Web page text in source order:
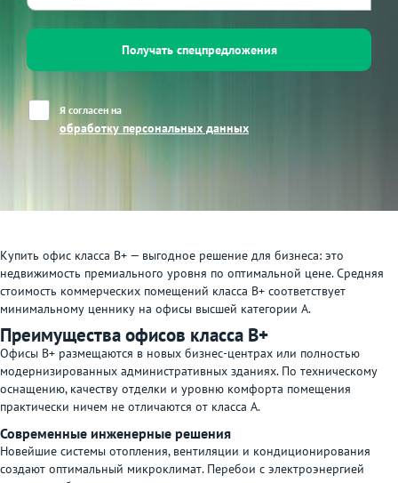
Получать спецпредложения
Я согласен на
обработку персональных данных
Купить офис класса В+ — выгодное решение для бизнеса: это
недвижимость премиального уровня по оптимальной цене. Средняя
стоимость коммерческих помещений класса В+ соответствует
минимальному ценнику на офисы высшей категории А.
Преимущества офисов класса В+
Офисы В+ размещаются в новых бизнес-центрах или полностью
модернизированных административных зданиях. По техническому
оснащению, качеству отделки и уровню комфорта помещения
практически ничем не отличаются от класса А.
Современные инженерные решения
Новейшие системы отопления, вентиляции и кондиционирования
создают оптимальный микроклимат. Перебои с электроэнергией